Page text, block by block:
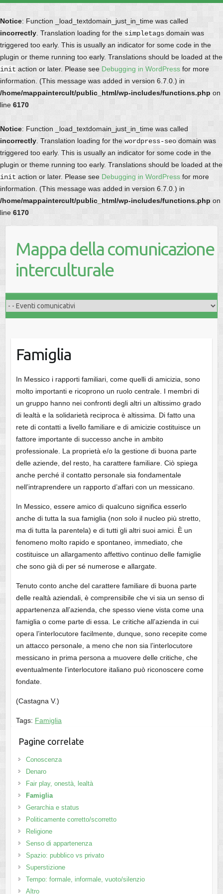
Notice: Function _load_textdomain_just_in_time was called
incorrectly . Translation loading for the simpletags domain was
triggered too early. This is usually an indicator for some code in the
plugin or theme running too early. Translations should be loaded at the
init action or later. Please see Debugging in WordPress for more
information. (This message was added in version 6.7.0.) in
/home/mappaintercult/public_html/wp-includes/functions.php on
line 6170
Notice: Function _load_textdomain_just_in_time was called
incorrectly . Translation loading for the wordpress-seo domain was
triggered too early. This is usually an indicator for some code in the
plugin or theme running too early. Translations should be loaded at the
init action or later. Please see Debugging in WordPress for more
information. (This message was added in version 6.7.0.) in
/home/mappaintercult/public_html/wp-includes/functions.php on
line 6170
Mappa della comunicazione
interculturale
Famiglia
In Messico i rapporti familiari, come quelli di amicizia, sono
molto importanti e ricoprono un ruolo centrale. I membri di
un gruppo hanno nei confronti degli altri un altissimo grado
di lealtà e la solidarietà reciproca è altissima. Di fatto una
rete di contatti a livello familiare e di amicizie costituisce un
fattore importante di successo anche in ambito
professionale. La proprietà e/o la gestione di buona parte
delle aziende, del resto, ha carattere familiare. Ciò spiega
anche perché il contatto personale sia fondamentale
nell’intraprendere un rapporto d’affari con un messicano.
In Messico, essere amico di qualcuno significa esserlo
anche di tutta la sua famiglia (non solo il nucleo più stretto,
ma di tutta la parentela) e di tutti gli altri suoi amici. È un
fenomeno molto rapido e spontaneo, immediato, che
costituisce un allargamento affettivo continuo delle famiglie
che sono già di per sé numerose e allargate.
Tenuto conto anche del carattere familiare di buona parte
delle realtà aziendali, è comprensibile che vi sia un senso di
appartenenza all’azienda, che spesso viene vista come una
famiglia o come parte di essa. Le critiche all’azienda in cui
opera l’interlocutore facilmente, dunque, sono recepite come
un attacco personale, a meno che non sia l’interlocutore
messicano in prima persona a muovere delle critiche, che
eventualmente l’interlocutore italiano può riconoscere come
fondate.
(Castagna V.)
Tags: Famiglia
Pagine correlate
Conoscenza
Denaro
Fair play, onestà, lealtà
Famiglia
Gerarchia e status
Politicamente corretto/scorretto
Religione
Senso di appartenenza
Spazio: pubblico vs privato
Superstizione
Tempo: formale, informale, vuoto/silenzio
Altro